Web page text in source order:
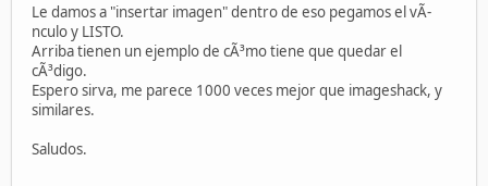
Le damos a "insertar imagen" dentro de eso pegamos el vÃ­
nculo y LISTO.
Arriba tienen un ejemplo de cÃ³mo tiene que quedar el
cÃ³digo.
Espero sirva, me parece 1000 veces mejor que imageshack, y
similares.
Saludos.